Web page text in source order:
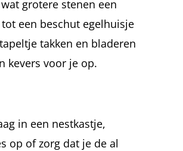
grotere stenen een
een beschut egelhuisje
takken en bladeren
kevers voor je op.
in een nestkastje,
op of zorg dat je de al